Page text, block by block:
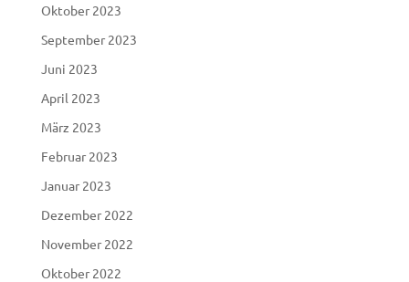
Oktober 2023
September 2023
Juni 2023
April 2023
März 2023
Februar 2023
Januar 2023
Dezember 2022
November 2022
Oktober 2022